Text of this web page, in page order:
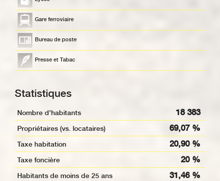
Gare ferroviaire
Bureau de poste
Presse et Tabac
Statistiques
Nombre d'habitants 18 383
Propriétaires (vs. locataires) 69,07 %
Taxe habitation 20,90 %
Taxe foncière 20 %
Habitants de moins de 25 ans 31,46 %